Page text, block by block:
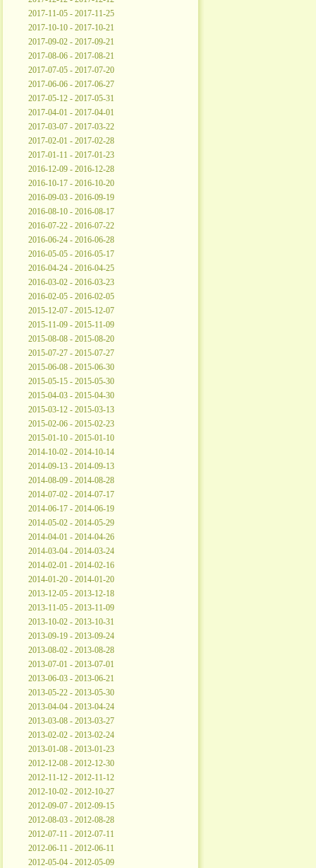
2017-11-05 - 2017-11-25
2017-10-10 - 2017-10-21
2017-09-02 - 2017-09-21
2017-08-06 - 2017-08-21
2017-07-05 - 2017-07-20
2017-06-06 - 2017-06-27
2017-05-12 - 2017-05-31
2017-04-01 - 2017-04-01
2017-03-07 - 2017-03-22
2017-02-01 - 2017-02-28
2017-01-11 - 2017-01-23
2016-12-09 - 2016-12-28
2016-10-17 - 2016-10-20
2016-09-03 - 2016-09-19
2016-08-10 - 2016-08-17
2016-07-22 - 2016-07-22
2016-06-24 - 2016-06-28
2016-05-05 - 2016-05-17
2016-04-24 - 2016-04-25
2016-03-02 - 2016-03-23
2016-02-05 - 2016-02-05
2015-12-07 - 2015-12-07
2015-11-09 - 2015-11-09
2015-08-08 - 2015-08-20
2015-07-27 - 2015-07-27
2015-06-08 - 2015-06-30
2015-05-15 - 2015-05-30
2015-04-03 - 2015-04-30
2015-03-12 - 2015-03-13
2015-02-06 - 2015-02-23
2015-01-10 - 2015-01-10
2014-10-02 - 2014-10-14
2014-09-13 - 2014-09-13
2014-08-09 - 2014-08-28
2014-07-02 - 2014-07-17
2014-06-17 - 2014-06-19
2014-05-02 - 2014-05-29
2014-04-01 - 2014-04-26
2014-03-04 - 2014-03-24
2014-02-01 - 2014-02-16
2014-01-20 - 2014-01-20
2013-12-05 - 2013-12-18
2013-11-05 - 2013-11-09
2013-10-02 - 2013-10-31
2013-09-19 - 2013-09-24
2013-08-02 - 2013-08-28
2013-07-01 - 2013-07-01
2013-06-03 - 2013-06-21
2013-05-22 - 2013-05-30
2013-04-04 - 2013-04-24
2013-03-08 - 2013-03-27
2013-02-02 - 2013-02-24
2013-01-08 - 2013-01-23
2012-12-08 - 2012-12-30
2012-11-12 - 2012-11-12
2012-10-02 - 2012-10-27
2012-09-07 - 2012-09-15
2012-08-03 - 2012-08-28
2012-07-11 - 2012-07-11
2012-06-11 - 2012-06-11
2012-05-04 - 2012-05-09